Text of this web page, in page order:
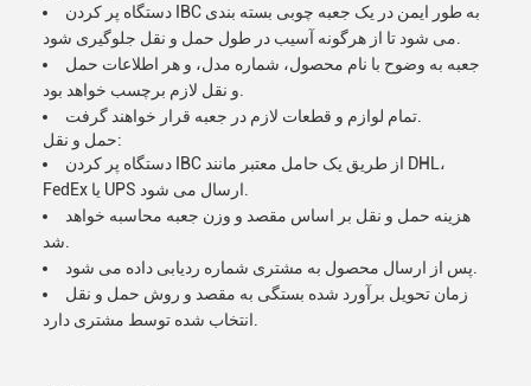
دستگاه پر کردن IBC به طور ایمن در یک جعبه چوبی بسته بندی
جعبه به وضوح با نام محصول، شماره مدل، و هر اطلاعات حمل
حمل و نقل:
دستگاه پر کردن IBC از طریق یک حامل معتبر مانند DHL،
هزینه حمل و نقل بر اساس مقصد و وزن جعبه محاسبه خواهد
زمان تحویل برآورد شده بستگی به مقصد و روش حمل و نقل